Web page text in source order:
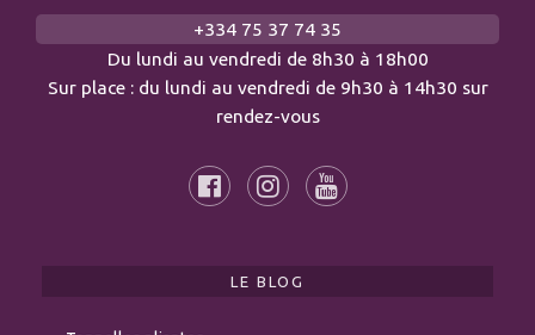
+334 75 37 74 35
Du lundi au vendredi de 8h30 à 18h00
Sur place : du lundi au vendredi de 9h30 à 14h30 sur
rendez-vous
LE BLOG